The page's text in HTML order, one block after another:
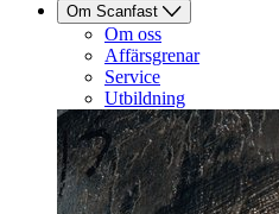
Om Scanfast
Om oss
Affärsgrenar
Service
Utbildning